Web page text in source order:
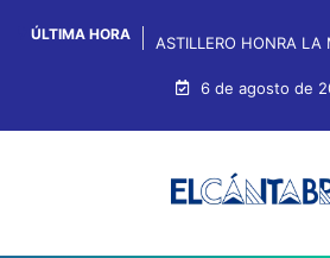
ÚLTIMA HORA ASTILLERO HONRA LA
6 de agosto de